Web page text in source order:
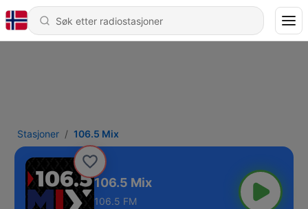
Stasjoner 106.5 Mix
106.5 Mix
106.5 FM